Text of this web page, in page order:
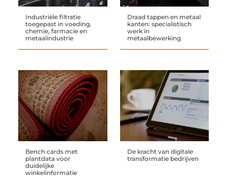
Industriële filtratie
toegepast in voeding,
chemie, farmacie en
metaalindustrie
Draad tappen en metaal
kanten: specialistisch
werk in
metaalbewerking
Bench cards met
plantdata voor
duidelijke
winkelinformatie
De kracht van digitale
transformatie bedrijven